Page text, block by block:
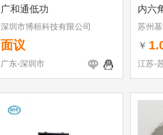
广和通低功
深圳市博桓科技有限公司
面议
广东-深圳市
内六
苏州
￥
江苏-